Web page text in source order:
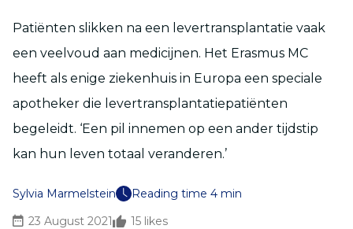
Patiënten slikken na een levertransplantatie vaak
een veelvoud aan medicijnen. Het Erasmus MC
heeft als enige ziekenhuis in Europa een speciale
apotheker die levertransplantatiepatiënten
begeleidt. ‘Een pil innemen op een ander tijdstip
kan hun leven totaal veranderen.’
Sylvia Marmelstein
Reading time 4 min
23 August 2021
15 likes